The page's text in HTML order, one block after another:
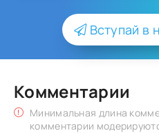
Вступай в
Комментарии
Минимальная длина
комментарии